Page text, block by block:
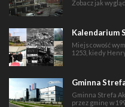
Zobacz jak
Kalendarium
Miejscowość
1253, kiedy
Gminna
Gminna Strefa
przez gminę w